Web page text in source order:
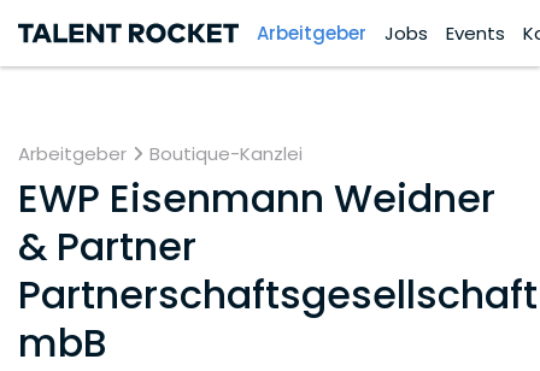
Arbeitgeber Jobs Events
Arbeitgeber Boutique-Kanzlei
EWP Eisenmann Weidner
& Partner
Partnerschaftsgesellschaft
mbB